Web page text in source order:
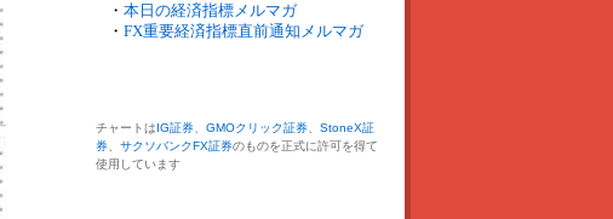
・ 本日の経済指標メルマガ
・ FX重要経済指標直前通知メルマガ
チャートはIG証券 GMOクリック証券
StoneX証
券
サクソバンクFX証券のものを正式に許可を得て
使用しています